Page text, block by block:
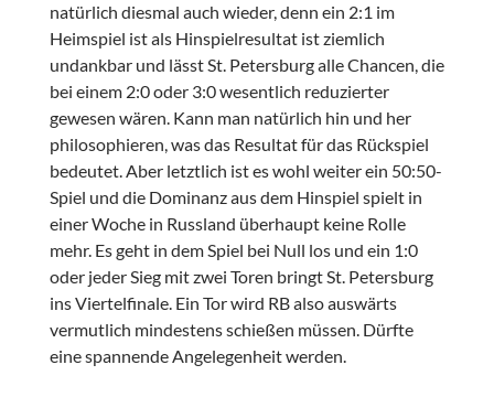
natürlich diesmal auch wieder, denn ein 2:1 im
Heimspiel ist als Hinspielresultat ist ziemlich
undankbar und lässt St. Petersburg alle Chancen, die
bei einem 2:0 oder 3:0 wesentlich reduzierter
gewesen wären. Kann man natürlich hin und her
philosophieren, was das Resultat für das Rückspiel
bedeutet. Aber letztlich ist es wohl weiter ein 50:50-
Spiel und die Dominanz aus dem Hinspiel spielt in
einer Woche in Russland überhaupt keine Rolle
mehr. Es geht in dem Spiel bei Null los und ein 1:0
oder jeder Sieg mit zwei Toren bringt St. Petersburg
ins Viertelfinale. Ein Tor wird RB also auswärts
vermutlich mindestens schießen müssen. Dürfte
eine spannende Angelegenheit werden.